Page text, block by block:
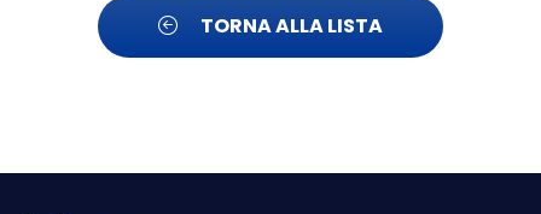
TORNA ALLA LISTA